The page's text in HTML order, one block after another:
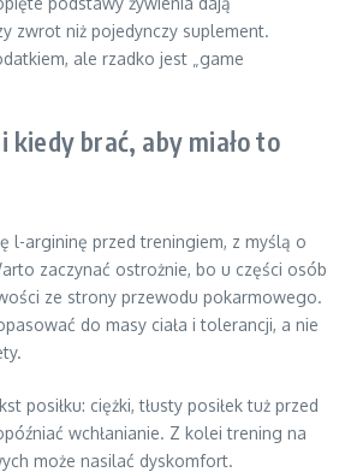
zwrot niż pojedynczy suplement.
ale rzadko jest „game
kiedy brać, aby miało to
l-argininę przed treningiem, z myślą o
zaczynać ostrożnie, bo u części osób
ze strony przewodu pokarmowego.
do masy ciała i tolerancji, a nie
posiłku: ciężki, tłusty posiłek tuż przed
wchłanianie. Z kolei trening na
może nasilać dyskomfort.